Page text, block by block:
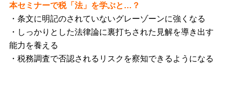
本セミナーで税「法」を学ぶと…？
・条文に明記のされていないグレーゾーンに強くなる
・しっかりとした法律論に裏打ちされた見解を導き出す
能力を養える
・税務調査で否認されるリスクを察知できるようになる